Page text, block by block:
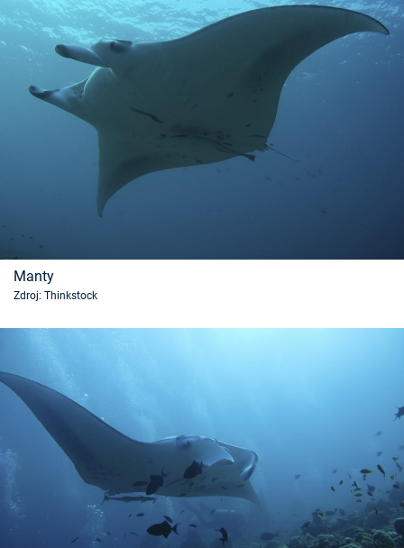
Manty
Zdroj: Thinkstock